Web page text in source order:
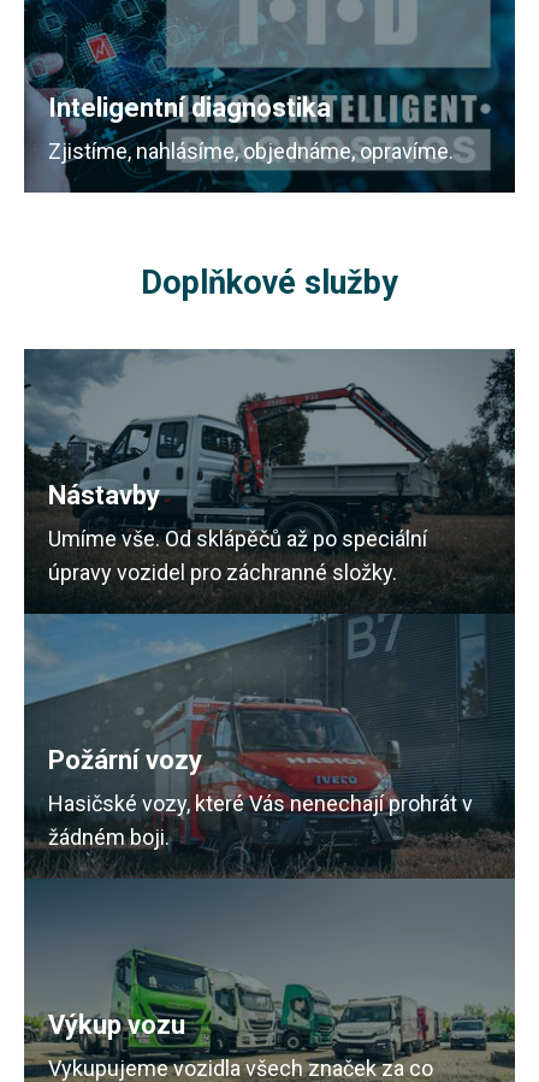
Inteligentní diagnostika
Zjistíme, nahlásíme, objednáme, opravíme.
Doplňkové služby
Nástavby
Umíme vše. Od sklápěčů až po speciální
úpravy vozidel pro záchranné složky.
Požární vozy
Hasičské vozy, které Vás nenechají prohrát v
žádném boji.
Výkup vozu
Vykupujeme vozidla všech značek za co